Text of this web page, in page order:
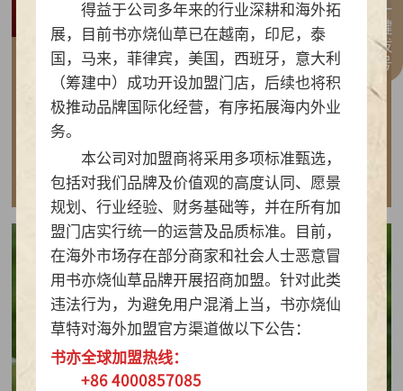
一键拨号
2026-07-30
做实亲民茶饮！书亦烧仙草以“有料品类之王”拿
下2026新茶饮TOP10
查看详情
得益于公司多年来的行业深耕和海外拓
展，目前书亦烧仙草已在越南，印尼，泰
国，马来，菲律宾，美国，西班牙，意大利
（筹建中）成功开设加盟门店，后续也将积
极推动品牌国际化经营，有序拓展海内外业
务。
本公司对加盟商将采用多项标准甄选，
包括对我们品牌及价值观的高度认同、愿景
规划、行业经验、财务基础等，并在所有加
盟门店实行统一的运营及品质标准。目前，
在海外市场存在部分商家和社会人士恶意冒
用书亦烧仙草品牌开展招商加盟。针对此类
违法行为，为避免用户混淆上当，书亦烧仙
草特对海外加盟官方渠道做以下公告：
书亦全球加盟热线：
+86 4000857085